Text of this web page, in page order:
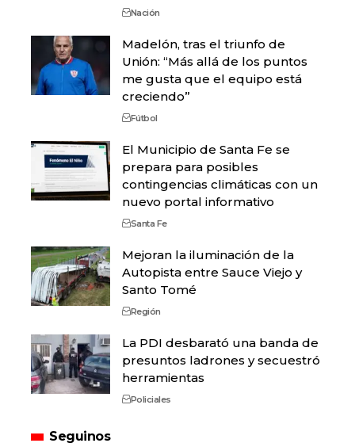
Nación
Madelón, tras el triunfo de
Unión: “Más allá de los puntos
me gusta que el equipo está
creciendo”
Fútbol
El Municipio de Santa Fe se
prepara para posibles
contingencias climáticas con un
nuevo portal informativo
Santa Fe
Mejoran la iluminación de la
Autopista entre Sauce Viejo y
Santo Tomé
Región
La PDI desbarató una banda de
presuntos ladrones y secuestró
herramientas
Policiales
Seguinos